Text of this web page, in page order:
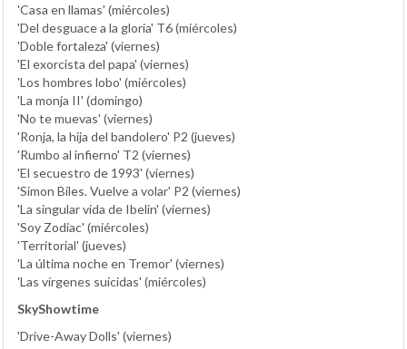
'Casa en llamas' (miércoles)
'Del desguace a la gloria' T6 (miércoles)
'Doble fortaleza' (viernes)
'El exorcista del papa' (viernes)
'Los hombres lobo' (miércoles)
'La monja II' (domingo)
'No te muevas' (viernes)
'Ronja, la hija del bandolero' P2 (jueves)
'Rumbo al infierno' T2 (viernes)
'El secuestro de 1993' (viernes)
'Simon Biles. Vuelve a volar' P2 (viernes)
'La singular vida de Ibelin' (viernes)
'Soy Zodiac' (miércoles)
'Territorial' (jueves)
'La última noche en Tremor' (viernes)
'Las vírgenes suicidas' (miércoles)
SkyShowtime
'Drive-Away Dolls' (viernes)